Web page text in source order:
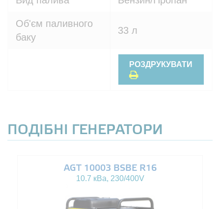
Об'єм паливного
баку
33 л
РОЗДРУКУВАТИ
ПОДІБНІ ГЕНЕРАТОРИ
AGT 10003 BSBE R16
10.7 кВа, 230/400V